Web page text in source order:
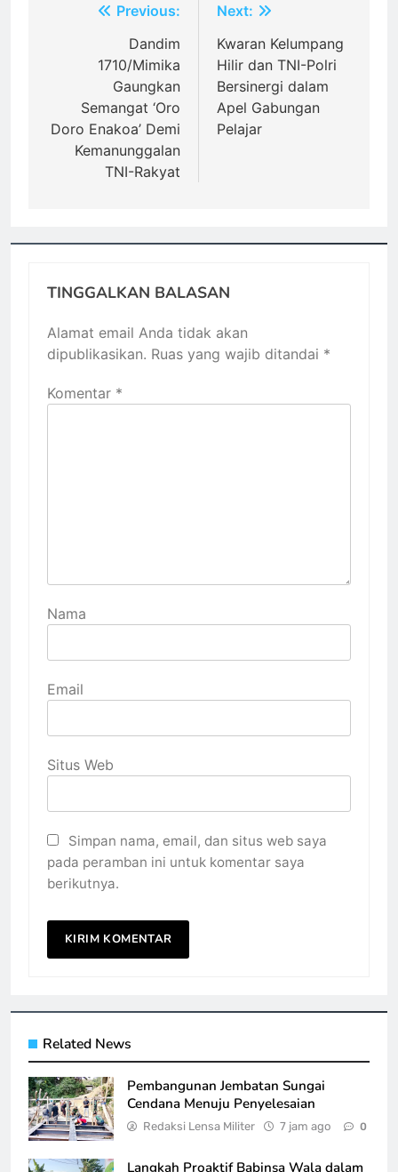
NavigasiPrevious:
Dandim
1710/Mimika
Gaungkan
Semangat ‘Oro
Doro Enakoa’ Demi
Kemanunggalan
TNI-Rakyat
Next:
Kwaran Kelumpang
Hilir dan TNI-Polri
Bersinergi dalam
Apel Gabungan
Pelajar
TINGGALKAN BALASAN
Alamat email Anda tidak akan
dipublikasikan. Ruas yang wajib ditandai *
Komentar *
Nama
Email
Situs Web
Simpan nama, email, dan situs web saya
pada peramban ini untuk komentar saya
berikutnya.
Related News
Pembangunan Jembatan Sungai
Cendana Menuju Penyelesaian
Redaksi Lensa Militer 7 jam ago 0
Langkah Proaktif Babinsa Wala dalam